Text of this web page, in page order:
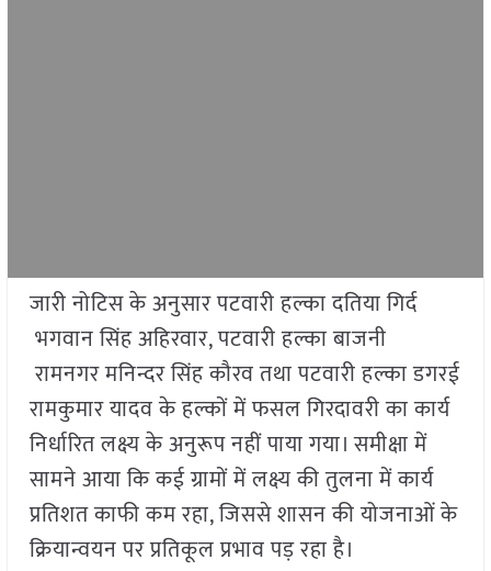
जारी नोटिस के अनुसार पटवारी हल्का दतिया गिर्द
भगवान सिंह अहिरवार, पटवारी हल्का बाजनी
रामनगर मनिन्दर सिंह कौरव तथा पटवारी हल्का डगरई
रामकुमार यादव के हल्कों में फसल गिरदावरी का कार्य
निर्धारित लक्ष्य के अनुरूप नहीं पाया गया। समीक्षा में
सामने आया कि कई ग्रामों में लक्ष्य की तुलना में कार्य
प्रतिशत काफी कम रहा, जिससे शासन की योजनाओं के
क्रियान्वयन पर प्रतिकूल प्रभाव पड़ रहा है।